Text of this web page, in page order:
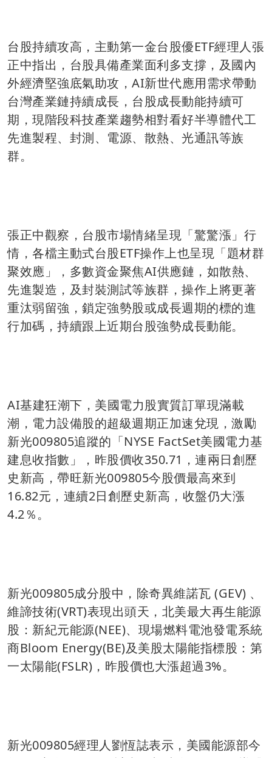
台股持續攻高，主動第一金台股優ETF經理人張
正中指出，台股具備產業面利多支撐，及國內
外經濟堅強底氣助攻，AI新世代應用需求帶動
台灣產業鏈持續成長，台股成長動能持續可
期，現階段科技產業趨勢相對看好半導體代工
先進製程、封測、電源、散熱、光通訊等族
群。
張正中觀察，台股市場情緒呈現「驚驚漲」行
情，各檔主動式台股ETF操作上也呈現「題材群
聚效應」，多數資金聚焦AI供應鏈，如散熱、
先進製造，及封裝測試等族群，操作上將更著
重汰弱留強，鎖定強勢股或成長週期的標的進
行加碼，持續跟上近期台股強勢成長動能。
AI基建狂潮下，美國電力股實質訂單現滿載
潮，電力設備股的超級週期正加速兌現，激勵
新光009805追蹤的「NYSE FactSet美國電力基
建息收指數」，昨股價收350.71，連兩日創歷
史新高，帶旺新光009805今股價最高來到
16.82元，連續2日創歷史新高，收盤仍大漲
4.2％。
新光009805成分股中，除奇異維諾瓦 (GEV) 、
維諦技術(VRT)表現出頭天，北美最大再生能源
股：新紀元能源(NEE)、現場燃料電池發電系統
商Bloom Energy(BE)及美股太陽能指標股：第
一太陽能(FSLR)，昨股價也大漲超過3%。
新光009805經理人劉恆誌表示，美國能源部今